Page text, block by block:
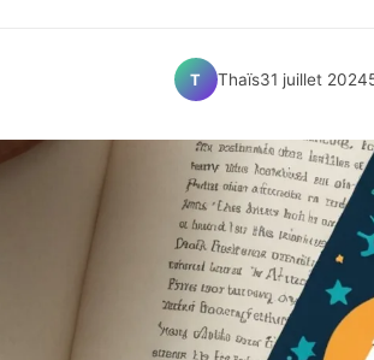
T Thaïs31 juillet 2024